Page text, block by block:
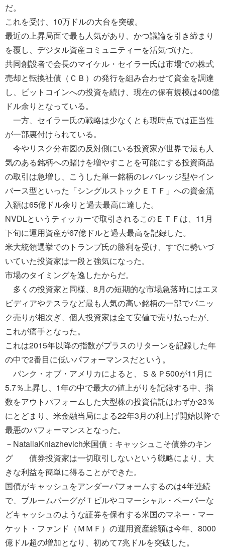
だ。
これを受け、10万ドルの大台を突破。
最近の上昇局面で最も人気があり、かつ議論を引き締まり
を覆し、デジタル資産コミュニティーを活気づけた。
共同創設者で会長のマイケル・セイラー氏は市場での株式
売却と転換社債（ＣＢ）の発行を組み合わせて資金を調達
し、ビットコインへの投資を続け、現在の保有規模は400億
ドル余りとなっている。
一方、セイラー氏の戦略は少なくとも現時点では正当性
が一部裏付けられている。
今やリスク分布図の反対側にいる投資家が世界で最も人
気のある銘柄への賭けを増やすことを可能にする投資商品
の取引は急増し、こうした単一銘柄のレバレッジ型やイン
バース型といった「シングルストックＥＴＦ」への資金流
入額は65億ドル余りと過去最高に達した。
NVDLというティッカーで取引されるこのＥＴＦは、11月
下旬に運用資産が67億ドルと過去最高を記録した。
米大統領選挙でのトランプ氏の勝利を受け、すでに勢いづ
いていた投資家は一段と強気になった。
市場のタイミングを逸したからだ。
多くの投資家と同様、8月の短期的な市場急落時にはエヌ
ビディアやテスラなど最も人気の高い銘柄の一部でパニッ
ク売りが相次ぎ、個人投資家は全て安値で売り払ったが、
これが痛手となった。
これは2015年以降の指数がプラスのリターンを記録した年
の中で2番目に低いパフォーマンスだという。
バンク・オブ・アメリカによると、Ｓ＆Ｐ500が11月に
5.7％上昇し、1年の中で最大の値上がりを記録する中、指
数をアウトパフォームした大型株の投資信託はわずか23％
にとどまり、米金融当局による22年3月の利上げ開始以降で
最悪のパフォーマンスとなった。
－NataliaKniazhevich米国債：キャッシュこそ債券のキン
グ 債券投資家は一切取引しないという戦略により、大
きな利益を簡単に得ることができた。
国債がキャッシュをアンダーパフォームするのは4年連続
で、ブルームバーグがＴビルやコマーシャル・ペーパーな
どキャッシュのような証券を保有する米国のマネー・マー
ケット・ファンド（ＭＭＦ）の運用資産総額は今年、8000
億ドル超の増加となり、初めて7兆ドルを突破した。